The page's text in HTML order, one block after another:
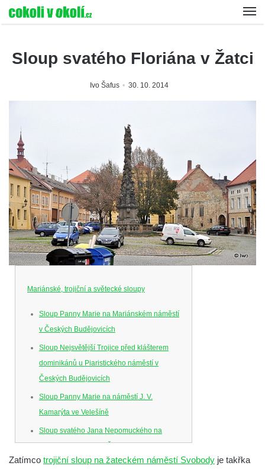
Sloup svatého Floriána v Žatci
Ivo Šafus 30. 10. 2014
Mariánské, trojiční a světecké sloupy
Sloup Panny Marie na Mariánském náměstí
v Českých Budějovicích
Sloup Nejsvětější Trojice před klášterem
dominikánů u Piaristického náměstí v
Českých Budějovicích
Sloup Panny Marie na náměstí J. V.
Kamarýta ve Velešíně
Sloup svatého Jana Nepomuckého na
náměstí J. Gurreho v Římově
Sloup Nejsvětější Trojice v Mirošovicích
Zatímco trojiční sloup na žateckém náměstí Svobody je takřka